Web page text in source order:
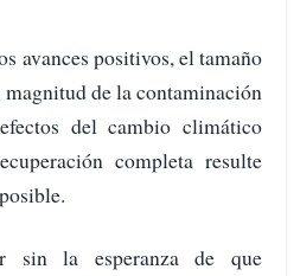
avances positivos, el tamaño
de la contaminación
del cambio climático
completa resulte
sin la esperanza de que